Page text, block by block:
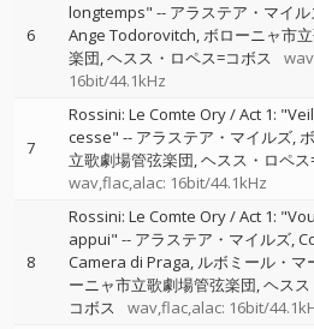
6
longtemps" -- アラステア・マイ
Ange Todorovitch ボローニャ市
楽団 ヘスス・ロペス=コボス
16bit/44.1kHz
7
Rossini: Le Comte Ory / Act 1:
cesse" -- アラステア・マイルズ
立歌劇場管弦楽団 ヘスス・ロペス
wav,flac,alac: 16bit/44.1kHz
8
Rossini: Le Comte Ory / Act 1:
appui" -- アラステア・マイルズ
Camera di Praga ルボミール・マ
ーニャ市立歌劇場管弦楽団 ヘス
コボス
wav,flac,alac: 16bit/